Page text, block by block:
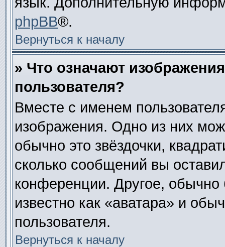
phpBB®.
Вернуться к началу
» Что означают
пользователя?
Вместе с именем
изображения. Одно из них
обычно это звёздочки,
сколько сообщений вы
конференции. Другое,
известно как «аватара» и
пользователя.
Вернуться к началу